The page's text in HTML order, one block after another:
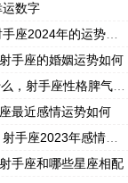
数字
2024年的运势如何
手座的婚姻运势如何
射手座性格脾气如何
最近感情运势如何
年感情运势最新分析
手座和哪些星座相配